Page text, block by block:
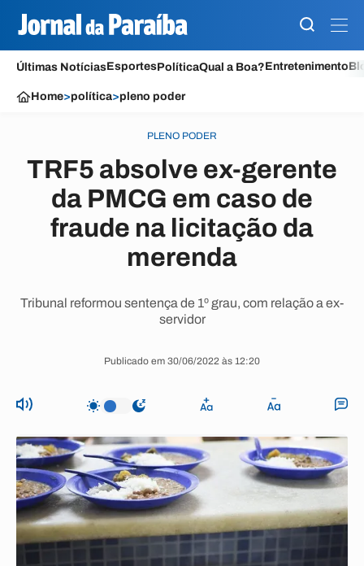
Últimas NotíciasEsportesPolíticaQual a Boa?Entretenimento
Home>política>pleno poder
PLENO PODER
TRF5 absolve ex-gerente
da PMCG em caso de
fraude na licitação da
merenda
Tribunal reformou sentença de 1º grau, com relação a ex-
servidor
Publicado em 30/06/2022 às 12:20